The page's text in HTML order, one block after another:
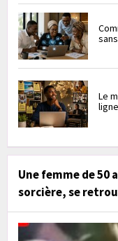
Le
Une femme de 50
sorcière, se